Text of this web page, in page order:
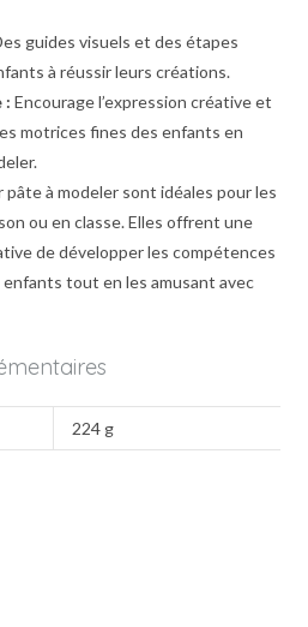
guides visuels et des étapes
à réussir leurs créations.
: Encourage l’expression créative et
motrices fines des enfants en
à modeler sont idéales pour les
ou en classe. Elles offrent une
de développer les compétences
tout en les amusant avec
224 g